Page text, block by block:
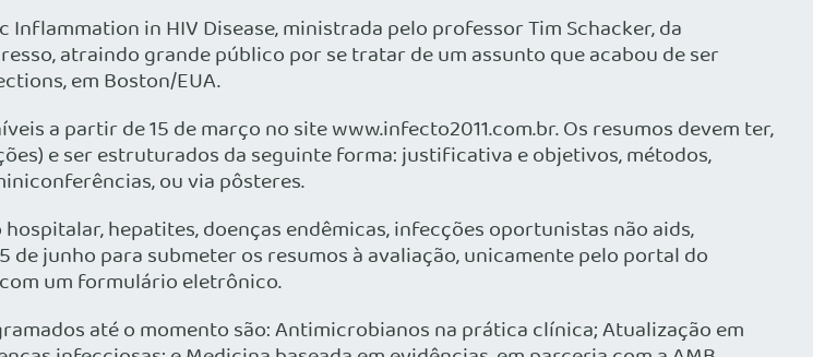
in HIV Disease, ministrada pelo professor Tim Schacker, da
atraindo grande público por se tratar de um assunto que acabou de ser
em Boston/EUA.
a partir de 15 de março no site www.infecto2011.com.br. Os resumos devem ter,
e ser estruturados da seguinte forma: justificativa e objetivos, métodos,
ou via pôsteres.
hepatites, doenças endêmicas, infecções oportunistas não aids,
junho para submeter os resumos à avaliação, unicamente pelo portal do
um formulário eletrônico.
até o momento são: Antimicrobianos na prática clínica; Atualização em